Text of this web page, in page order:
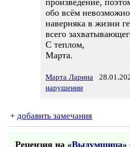
произведение,
обо всём
наверняка в жизни
всего
С теплом,
Марта.
Марта Ларина
нарушении
+ добавить замечания
Рецензия на «Выдумщица»